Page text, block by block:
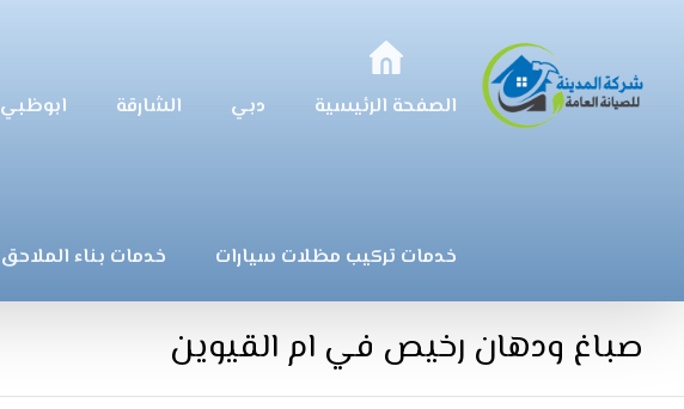
الصفحة الرئيسية دبي الشارقة ابوظبي
خدمات تركيب مظلات سيارات خدمات بناء الملاحق
صباغ ودهان رخيص في ام القيوين